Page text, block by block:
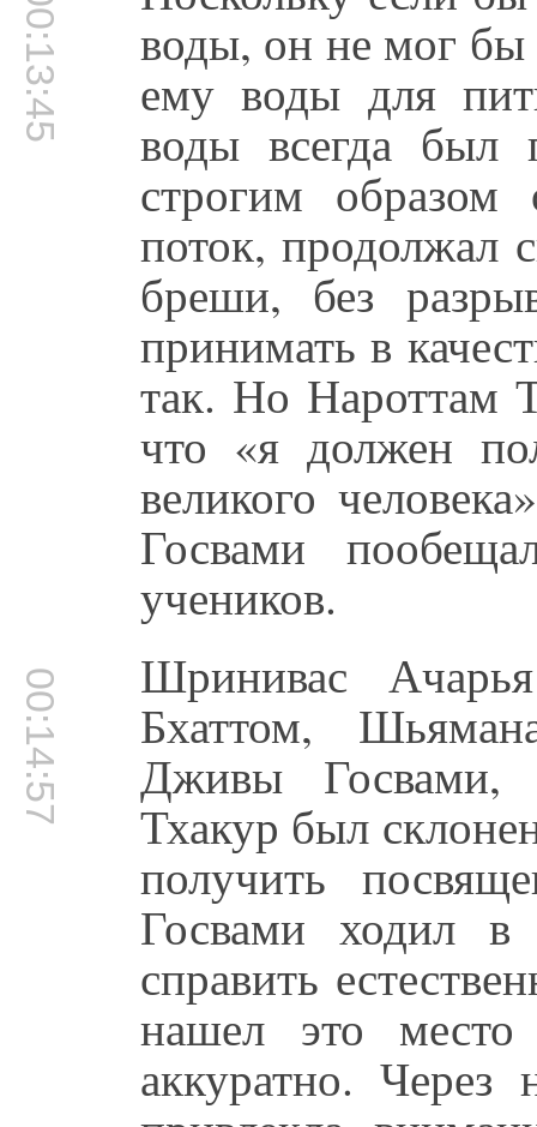
00:13:45 воды, он не мог бы
ему воды для
воды всегда был
строгим образом
поток, продолжал
бреши, без
принимать в
так. Но Нароттам
что «я должен
великого
Госвами
учеников.
00:14:57 Шринивас
Бхаттом,
Дживы Госвами,
Тхакур был
получить
Госвами ходил в
справить
нашел это
аккуратно. Через